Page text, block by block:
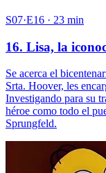
S07·E16 · 23 min
16. Lisa, la
Se acerca el
Srta. Hoover, les
Investigando para su
héroe como todo el
Sprungfeld.